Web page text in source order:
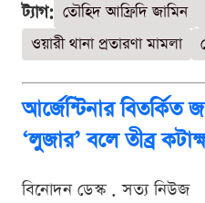
ট্যাগ: তৌহিদ আফ্রিদি জামিন
ওয়ারী থানা প্রতারণা মামলা
আর্জেন্টিনার
‘লুজার’ বলে তীব্র
বিনোদন ডেস্ক . সত্য নিউজ